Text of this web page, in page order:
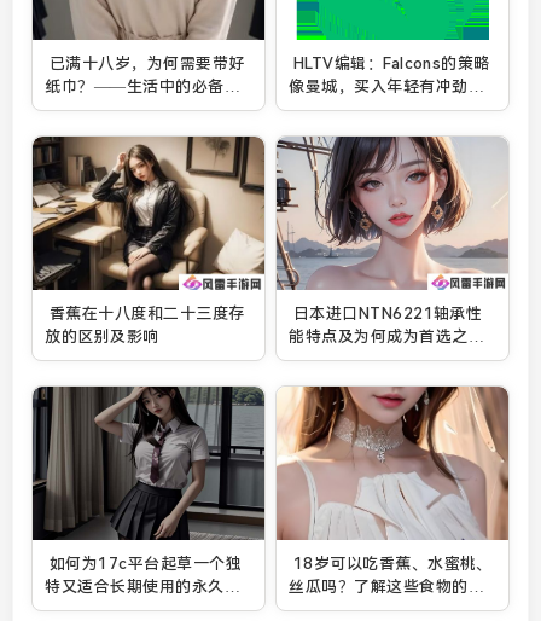
已满十八岁，为何需要带好
纸巾？——生活中的必备准
备与注意事项
HLTV编辑：Falcons的策略
像曼城，买入年轻有冲劲的
选手
香蕉在十八度和二十三度存
放的区别及影响
日本进口NTN6221轴承性
能特点及为何成为首选之
选？
如何为17c平台起草一个独
特又适合长期使用的永久网
名？来看看这些创意技巧！
18岁可以吃香蕉、水蜜桃、
丝瓜吗？了解这些食物的适
宜年龄和健康益处